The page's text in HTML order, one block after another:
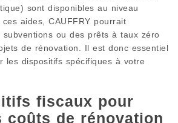
sont disponibles au niveau
aides, CAUFFRY pourrait
ou des prêts à taux zéro
de rénovation. Il est donc essentiel
les dispositifs spécifiques à votre
fiscaux pour
coûts de rénovation